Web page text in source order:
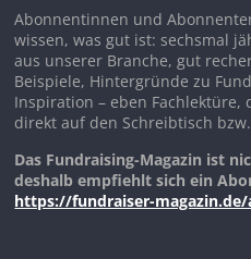
Abonnentinnen und
wissen, was gut ist: sechsmal
aus unserer Branche, gut
Beispiele, Hintergründe zu
Inspiration – eben Fachlektüre,
direkt auf den Schreibtisch
Das Fundraising-Magazin ist
deshalb empfiehlt sich ein
https://fundraiser-magazin.de/